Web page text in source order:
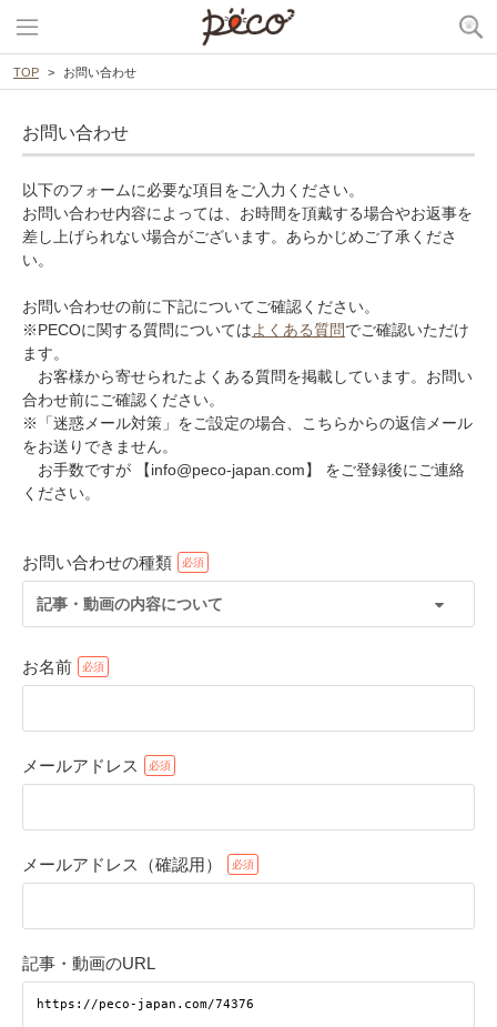
TOP お問い合わせ
お問い合わせ
以下のフォームに必要な項目をご入力ください。
お問い合わせ内容によっては、お時間を頂戴する場合やお返事を
差し上げられない場合がございます。あらかじめご了承くださ
い。
お問い合わせの前に下記についてご確認ください。
※PECOに関する質問についてはよくある質問でご確認いただけ
ます。
お客様から寄せられたよくある質問を掲載しています。お問い
合わせ前にご確認ください。
※「迷惑メール対策」をご設定の場合、こちらからの返信メール
をお送りできません。
お手数ですが 【info@peco-japan.com】 をご登録後にご連絡
ください。
お問い合わせの種類
記事・動画の内容について
お名前
メールアドレス
メールアドレス（確認用）
記事・動画のURL
アプリで開く